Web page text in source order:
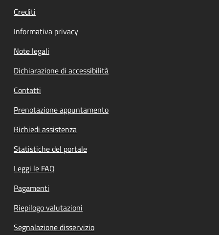
Crediti
Informativa privacy
Note legali
Dichiarazione di accessibilità
Contatti
Prenotazione appuntamento
Richiedi assistenza
Statistiche del portale
Leggi le FAQ
Pagamenti
Riepilogo valutazioni
Segnalazione disservizio